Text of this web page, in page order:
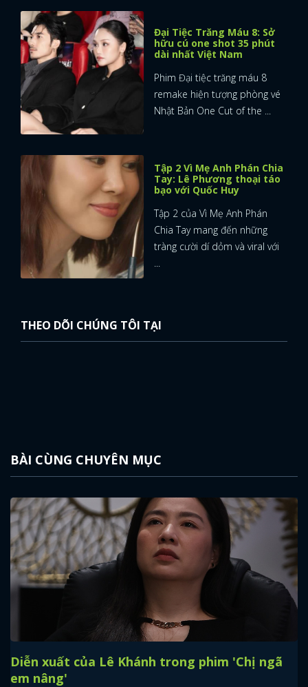
Đại Tiệc Trăng Máu 8: Sở
hữu cú one shot 35 phút
dài nhất Việt Nam
Phim Đại tiệc trăng máu 8
remake hiện tượng phòng vé
Nhật Bản One Cut of the ...
Tập 2 Vì Mẹ Anh Phán Chia
Tay: Lê Phương thoại táo
bạo với Quốc Huy
Tập 2 của Vì Mẹ Anh Phán
Chia Tay mang đến những
tràng cười dí dỏm và viral với
...
THEO DÕI CHÚNG TÔI TẠI
BÀI CÙNG CHUYÊN MỤC
Diễn xuất của Lê Khánh trong phim 'Chị ngã
em nâng'